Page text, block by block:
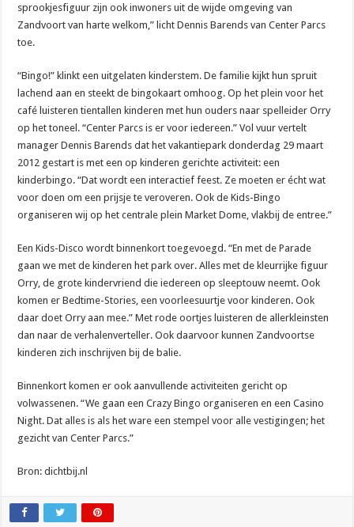
sprookjesfiguur zijn ook inwoners uit de wijde omgeving van
Zandvoort van harte welkom,” licht Dennis Barends van Center Parcs
toe.
“Bingo!” klinkt een uitgelaten kinderstem. De familie kijkt hun spruit
lachend aan en steekt de bingokaart omhoog. Op het plein voor het
café luisteren tientallen kinderen met hun ouders naar spelleider Orry
op het toneel. “Center Parcs is er voor iedereen.” Vol vuur vertelt
manager Dennis Barends dat het vakantiepark donderdag 29 maart
2012 gestart is met een op kinderen gerichte activiteit: een
kinderbingo. “Dat wordt een interactief feest. Ze moeten er écht wat
voor doen om een prijsje te veroveren. Ook de Kids-Bingo
organiseren wij op het centrale plein Market Dome, vlakbij de entree.”
Een Kids-Disco wordt binnenkort toegevoegd. “En met de Parade
gaan we met de kinderen het park over. Alles met de kleurrijke figuur
Orry, de grote kindervriend die iedereen op sleeptouw neemt. Ook
komen er Bedtime-Stories, een voorleesuurtje voor kinderen. Ook
daar doet Orry aan mee.” Met rode oortjes luisteren de allerkleinsten
dan naar de verhalenverteller. Ook daarvoor kunnen Zandvoortse
kinderen zich inschrijven bij de balie.
Binnenkort komen er ook aanvullende activiteiten gericht op
volwassenen. “We gaan een Crazy Bingo organiseren en een Casino
Night. Dat alles is als het ware een stempel voor alle vestigingen; het
gezicht van Center Parcs.”
Bron: dichtbij.nl